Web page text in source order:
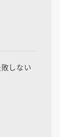
しない